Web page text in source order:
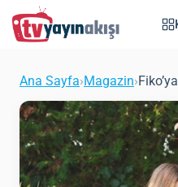
Ana Sayfa›Magazin›